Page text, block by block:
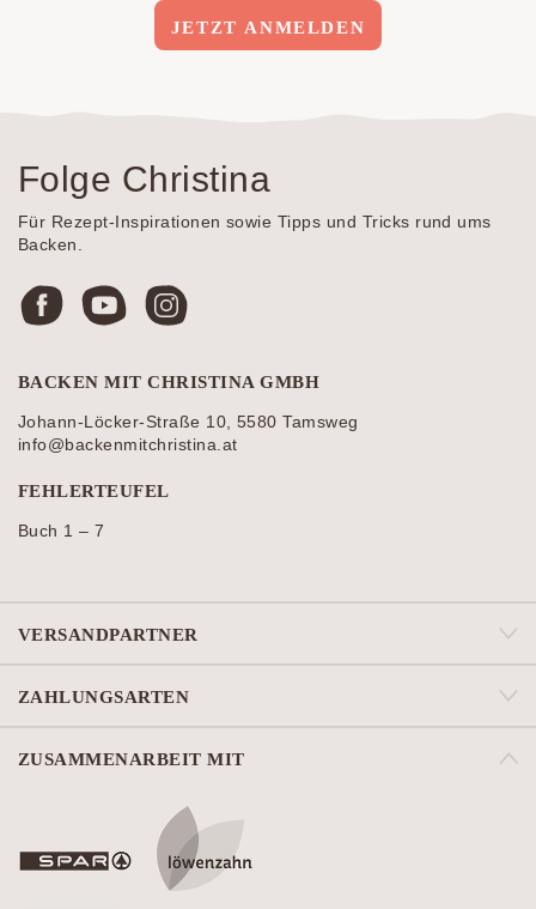
JETZT ANMELDEN
Folge Christina
Für Rezept-Inspirationen sowie Tipps und Tricks rund ums
Backen.
BACKEN MIT CHRISTINA GMBH
Johann-Löcker-Straße 10, 5580 Tamsweg
info@backenmitchristina.at
FEHLERTEUFEL
Buch 1 – 7
VERSANDPARTNER
ZAHLUNGSARTEN
ZUSAMMENARBEIT MIT